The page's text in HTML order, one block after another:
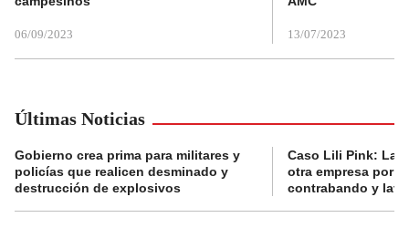
06/09/2023 13/07/2023
Últimas Noticias
Gobierno crea prima para militares y
policías que realicen desminado y
destrucción de explosivos
Caso Lili Pink: La
otra empresa por
contrabando y